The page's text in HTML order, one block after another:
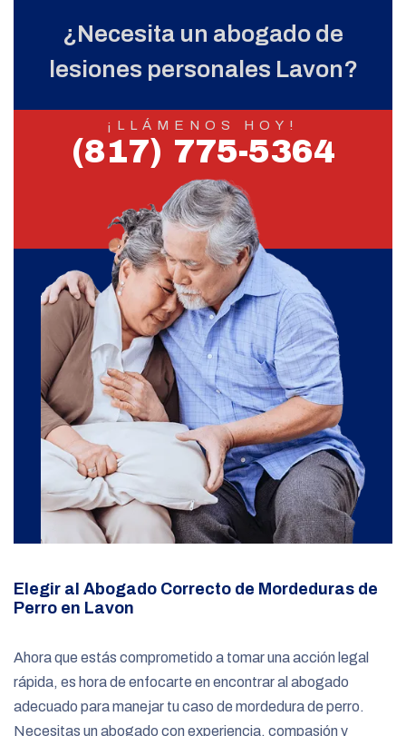
¿Necesita un abogado de
lesiones personales Lavon?
¡LLÁMENOS HOY!
(817) 775-5364
Elegir al Abogado Correcto de Mordeduras de
Perro en Lavon
Ahora que estás comprometido a tomar una acción legal
rápida, es hora de enfocarte en encontrar al abogado
adecuado para manejar tu caso de mordedura de perro.
Necesitas un abogado con experiencia, compasión y